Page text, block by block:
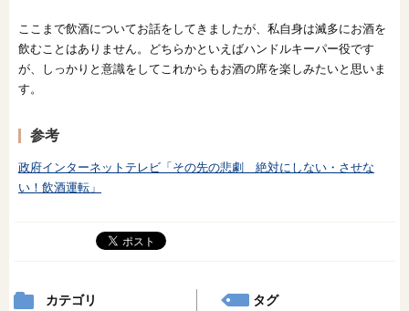
ここまで飲酒についてお話をしてきましたが、私自身は滅多にお酒を
飲むことはありません。どちらかといえばハンドルキーパー役です
が、しっかりと意識をしてこれからもお酒の席を楽しみたいと思いま
す。
参考
政府インターネットテレビ「その先の悲劇 絶対にしない・させな
い！飲酒運転」
カテゴリ
タグ